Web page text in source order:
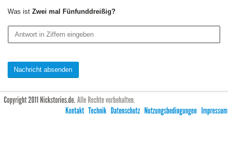
Was ist Zwei mal Fünfunddreißig?